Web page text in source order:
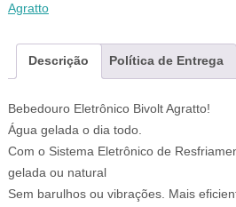
Agratto
Descrição Política de Entrega
Bebedouro Eletrônico Bivolt Agratto!
Água gelada o dia todo.
Com o Sistema Eletrônico de
gelada ou natural
Sem barulhos ou vibrações. Mais